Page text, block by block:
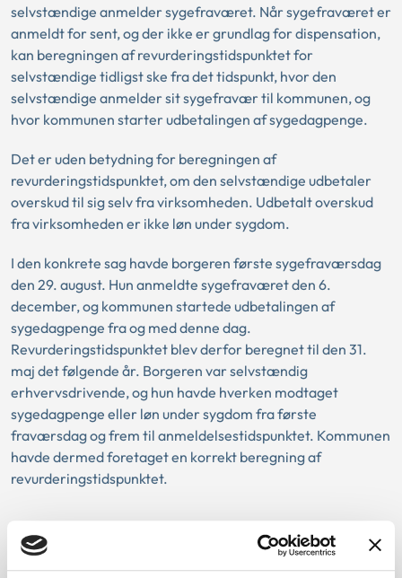
selvstændige anmelder sygefraværet. Når sygefraværet er
anmeldt for sent, og der ikke er grundlag for dispensation,
kan beregningen af revurderingstidspunktet for
selvstændige tidligst ske fra det tidspunkt, hvor den
selvstændige anmelder sit sygefravær til kommunen, og
hvor kommunen starter udbetalingen af sygedagpenge.
Det er uden betydning for beregningen af
revurderingstidspunktet, om den selvstændige udbetaler
overskud til sig selv fra virksomheden. Udbetalt overskud
fra virksomheden er ikke løn under sygdom.
I den konkrete sag havde borgeren første sygefraværsdag
den 29. august. Hun anmeldte sygefraværet den 6.
december, og kommunen startede udbetalingen af
sygedagpenge fra og med denne dag.
Revurderingstidspunktet blev derfor beregnet til den 31.
maj det følgende år. Borgeren var selvstændig
erhvervsdrivende, og hun havde hverken modtaget
sygedagpenge eller løn under sygdom fra første
fraværsdag og frem til anmeldelsestidspunktet. Kommunen
havde dermed foretaget en korrekt beregning af
revurderingstidspunktet.
Baggrund for at behandle sagen principielt